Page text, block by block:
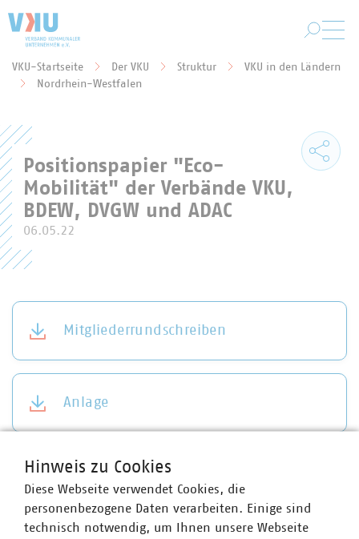
Sie befinden sich hier:
VKU-Startseite Der VKU Struktur
VKU in den Ländern
Nordrhein-Westfalen
Positionspapier "Eco-
Mobilität" der Verbände VKU,
BDEW, DVGW und ADAC
06.05.22
Mitgliederrundschreiben
Anlage
Ansprechpartner
Hinweis zu Cookies
Diese Webseite verwendet Cookies, die
personenbezogene Daten verarbeiten. Einige sind
technisch notwendig, um Ihnen unsere Webseite